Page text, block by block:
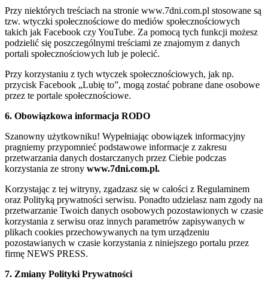
Przy niektórych treściach na stronie www.7dni.com.pl stosowane są
tzw. wtyczki społecznościowe do mediów społecznościowych
takich jak Facebook czy YouTube. Za pomocą tych funkcji możesz
podzielić się poszczególnymi treściami ze znajomym z danych
portali społecznościowych lub je polecić.
Przy korzystaniu z tych wtyczek społecznościowych, jak np.
przycisk Facebook „Lubię to”, mogą zostać pobrane dane osobowe
przez te portale społecznościowe.
6. Obowiązkowa informacja RODO
Szanowny użytkowniku! Wypełniając obowiązek informacyjny
pragniemy przypomnieć podstawowe informacje z zakresu
przetwarzania danych dostarczanych przez Ciebie podczas
korzystania ze strony www.7dni.com.pl.
Korzystając z tej witryny, zgadzasz się w całości z Regulaminem
oraz Polityką prywatności serwisu. Ponadto udzielasz nam zgody na
przetwarzanie Twoich danych osobowych pozostawionych w czasie
korzystania z serwisu oraz innych parametrów zapisywanych w
plikach cookies przechowywanych na tym urządzeniu
pozostawianych w czasie korzystania z niniejszego portalu przez
firmę NEWS PRESS.
7. Zmiany Polityki Prywatności